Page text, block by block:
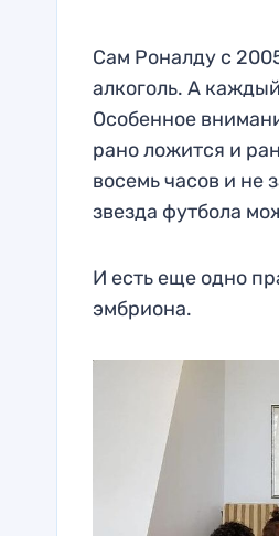
Сам Роналду с
алкоголь. А
Особенное
рано ложится и
восемь часов и не
звезда футбола
И есть еще одно
эмбриона.